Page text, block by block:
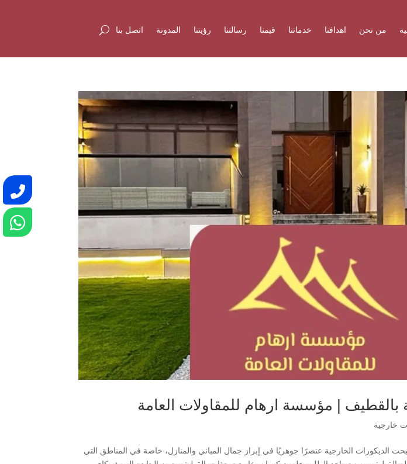
من نحن اهدافنا خدماتنا قيمنا رسالتنا رؤيتنا المدونة اتصل بنا
بالقطيف | مؤسسة ارهام للمقاولات العامة
خارجية
الديكورات الخارجية عنصرًا جوهريًا في إبراز جمال المباني والمنازل، خاصة في المناطق التي